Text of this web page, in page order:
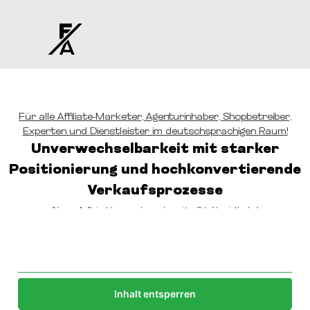
Für alle Affiliate-Marketer, Agenturinhaber, Shopbetreiber,
Experten und Dienstleister im deutschsprachigen Raum!
Unverwechselbarkeit mit starker
Positionierung und hochkonvertierende
Verkaufsprozesse
(Verwandle Deine Interessenten nach wenigen Schritten in Kunden)
Inhalt entsperren